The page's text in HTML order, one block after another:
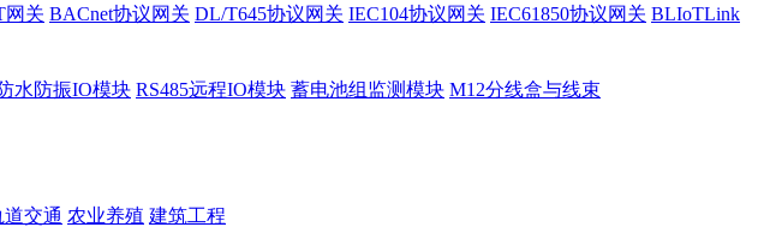
网关 BACnet协议网关 DL/T645协议网关 IEC104协议网关 IEC61850协议网关 BLIoTLink
水防振IO模块 RS485远程IO模块 蓄电池组监测模块 M12分线盒与线束
道交通 农业养殖 建筑工程